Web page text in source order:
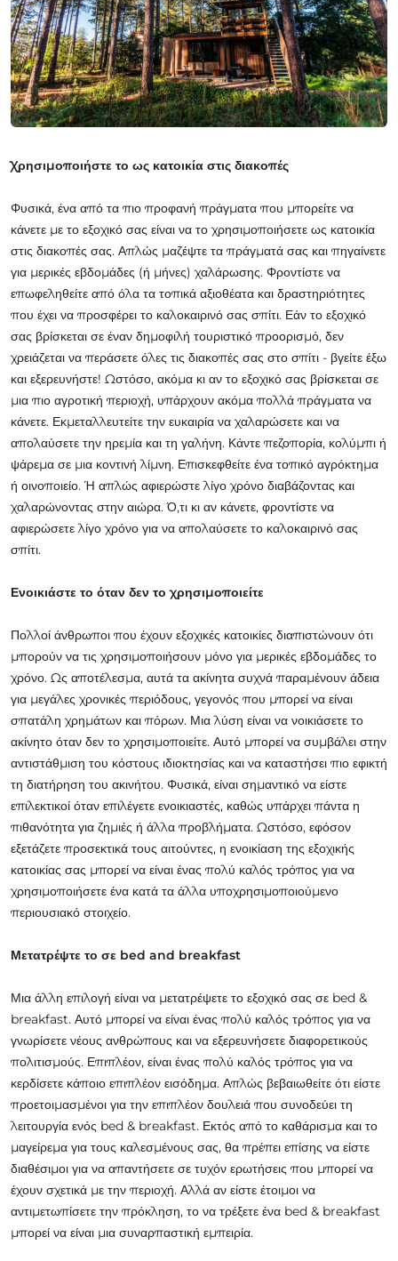
Χρησιμοποιήστε το ως κατοικία στις διακοπές
Φυσικά, ένα από τα πιο προφανή πράγματα που μπορείτε να
κάνετε με το εξοχικό σας είναι να το χρησιμοποιήσετε ως κατοικία
στις διακοπές σας. Απλώς μαζέψτε τα πράγματά σας και πηγαίνετε
για μερικές εβδομάδες (ή μήνες) χαλάρωσης. Φροντίστε να
επωφεληθείτε από όλα τα τοπικά αξιοθέατα και δραστηριότητες
που έχει να προσφέρει το καλοκαιρινό σας σπίτι. Εάν το εξοχικό
σας βρίσκεται σε έναν δημοφιλή τουριστικό προορισμό, δεν
χρειάζεται να περάσετε όλες τις διακοπές σας στο σπίτι - βγείτε έξω
και εξερευνήστε! Ωστόσο, ακόμα κι αν το εξοχικό σας βρίσκεται σε
μια πιο αγροτική περιοχή, υπάρχουν ακόμα πολλά πράγματα να
κάνετε. Εκμεταλλευτείτε την ευκαιρία να χαλαρώσετε και να
απολαύσετε την ηρεμία και τη γαλήνη. Κάντε πεζοπορία, κολύμπι ή
ψάρεμα σε μια κοντινή λίμνη. Επισκεφθείτε ένα τοπικό αγρόκτημα
ή οινοποιείο. Ή απλώς αφιερώστε λίγο χρόνο διαβάζοντας και
χαλαρώνοντας στην αιώρα. Ό,τι κι αν κάνετε, φροντίστε να
αφιερώσετε λίγο χρόνο για να απολαύσετε το καλοκαιρινό σας
σπίτι.
Ενοικιάστε το όταν δεν το χρησιμοποιείτε
Πολλοί άνθρωποι που έχουν εξοχικές κατοικίες διαπιστώνουν ότι
μπορούν να τις χρησιμοποιήσουν μόνο για μερικές εβδομάδες το
χρόνο. Ως αποτέλεσμα, αυτά τα ακίνητα συχνά παραμένουν άδεια
για μεγάλες χρονικές περιόδους, γεγονός που μπορεί να είναι
σπατάλη χρημάτων και πόρων. Μια λύση είναι να νοικιάσετε το
ακίνητο όταν δεν το χρησιμοποιείτε. Αυτό μπορεί να συμβάλει στην
αντιστάθμιση του κόστους ιδιοκτησίας και να καταστήσει πιο εφικτή
τη διατήρηση του ακινήτου. Φυσικά, είναι σημαντικό να είστε
επιλεκτικοί όταν επιλέγετε ενοικιαστές, καθώς υπάρχει πάντα η
πιθανότητα για ζημιές ή άλλα προβλήματα. Ωστόσο, εφόσον
εξετάζετε προσεκτικά τους αιτούντες, η ενοικίαση της εξοχικής
κατοικίας σας μπορεί να είναι ένας πολύ καλός τρόπος για να
χρησιμοποιήσετε ένα κατά τα άλλα υποχρησιμοποιούμενο
περιουσιακό στοιχείο.
Μετατρέψτε το σε bed and breakfast
Μια άλλη επιλογή είναι να μετατρέψετε το εξοχικό σας σε bed &
breakfast. Αυτό μπορεί να είναι ένας πολύ καλός τρόπος για να
γνωρίσετε νέους ανθρώπους και να εξερευνήσετε διαφορετικούς
πολιτισμούς. Επιπλέον, είναι ένας πολύ καλός τρόπος για να
κερδίσετε κάποιο επιπλέον εισόδημα. Απλώς βεβαιωθείτε ότι είστε
προετοιμασμένοι για την επιπλέον δουλειά που συνοδεύει τη
λειτουργία ενός bed & breakfast. Εκτός από το καθάρισμα και το
μαγείρεμα για τους καλεσμένους σας, θα πρέπει επίσης να είστε
διαθέσιμοι για να απαντήσετε σε τυχόν ερωτήσεις που μπορεί να
έχουν σχετικά με την περιοχή. Αλλά αν είστε έτοιμοι να
αντιμετωπίσετε την πρόκληση, το να τρέξετε ένα bed & breakfast
μπορεί να είναι μια συναρπαστική εμπειρία.